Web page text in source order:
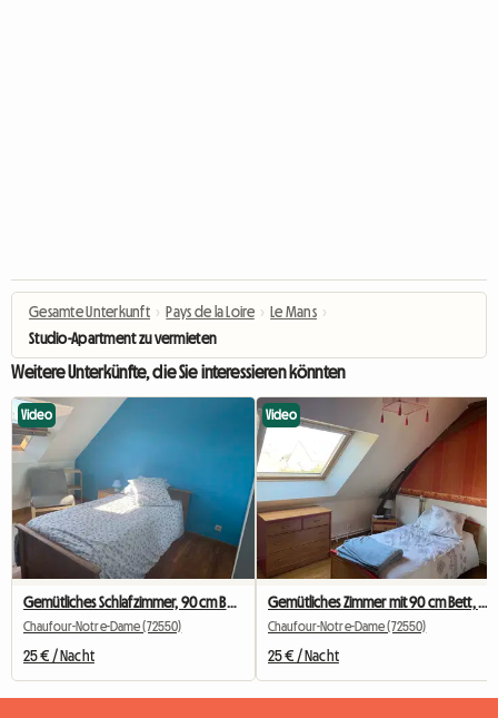
Gesamte Unterkunft › Pays de la Loire › Le Mans ›
Studio-Apartment zu vermieten
Weitere Unterkünfte, die Sie interessieren könnten
Video
Gemütliches Schlafzimmer, 90 cm Bett, 6 km von der Universität Le Mans entfernt
Chaufour-Notre-Dame (72550)
25 € / Nacht
Video
Gemütliches Zimmer mit 90 cm Bett, 6 km von der Universität Le Mans entfernt
Chaufour-Notre-Dame (72550)
25 € / Nacht